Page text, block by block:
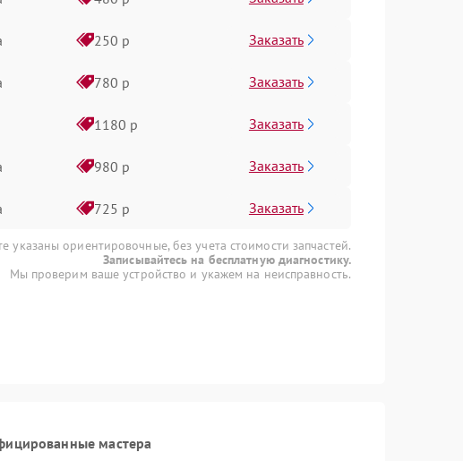
250 р Заказать
780 р Заказать
1180 р Заказать
980 р Заказать
725 р Заказать
указаны ориентировочные, без учета стоимости запчастей.
Записывайтесь на бесплатную диагностику.
Мы проверим ваше устройство и укажем на неисправность.
мастера